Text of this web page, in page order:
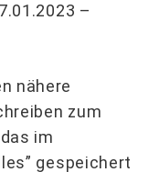
–
nähere
zum
im
gespeichert